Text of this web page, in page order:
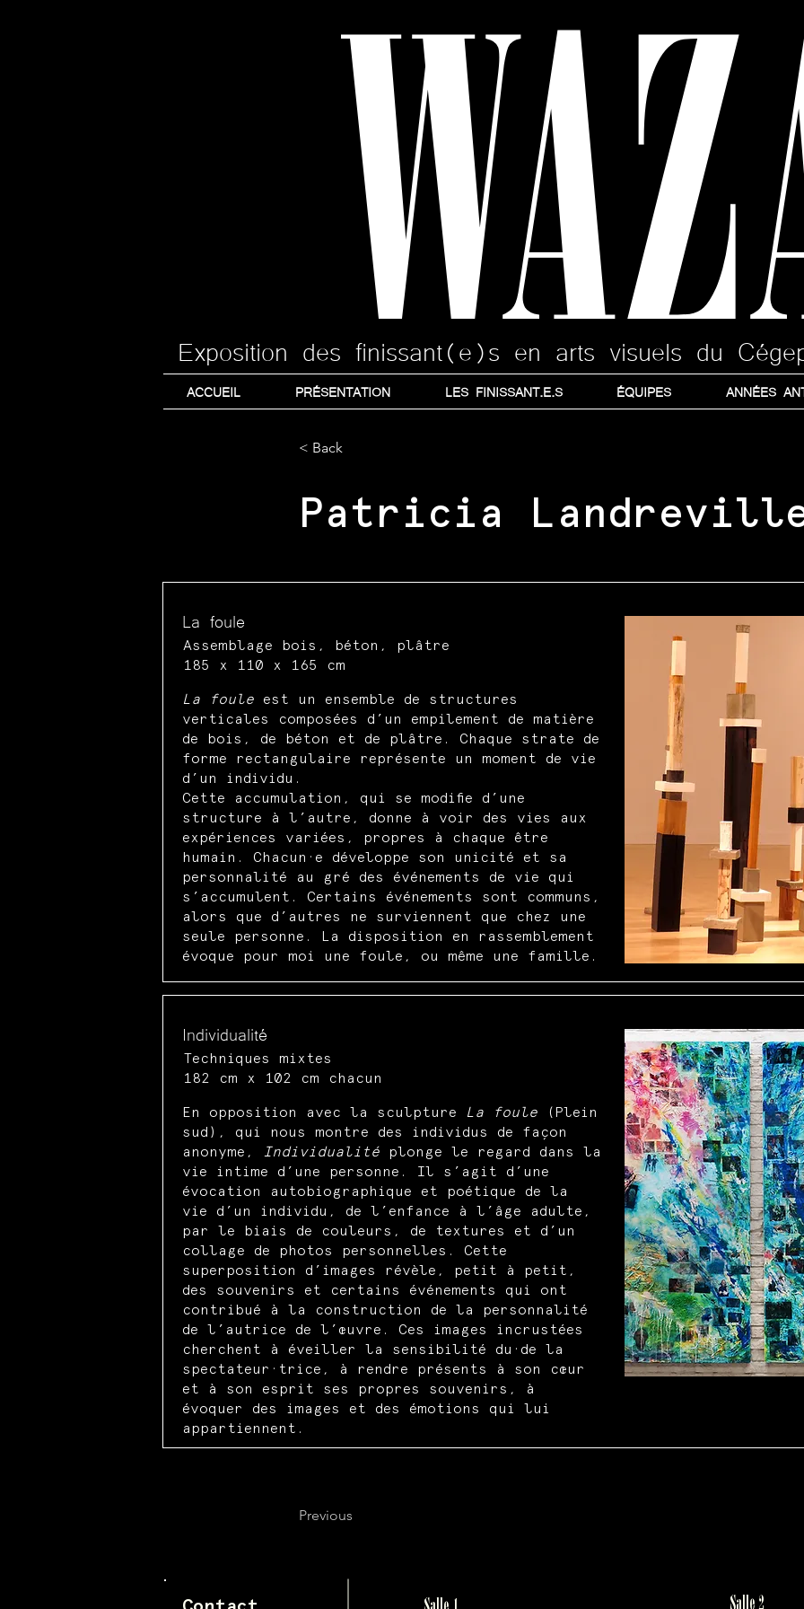
Exposition des finissant(e)s en arts visuels du
ACCUEIL PRÉSENTATION LES FINISSANT.E.S ÉQUIPES ANNÉES
< Back
Patricia
La foule
Assemblage bois, béton, plâtre
185 x 110 x 165 cm
La foule est un ensemble de structures
verticales composées d’un empilement de matière
de bois, de béton et de plâtre. Chaque strate de
forme rectangulaire représente un moment de vie
d’un individu.
Cette accumulation, qui se modifie d’une
structure à l’autre, donne à voir des vies aux
expériences variées, propres à chaque être
humain. Chacun·e développe son unicité et sa
personnalité au gré des événements de vie qui
s’accumulent. Certains événements sont communs,
alors que d’autres ne surviennent que chez une
seule personne. La disposition en rassemblement
évoque pour moi une foule, ou même une famille.
Individualité
Techniques mixtes
182 cm x 102 cm chacun
En opposition avec la sculpture La foule
(Plein
sud), qui nous montre des individus de façon
anonyme,
Individualité plonge le regard dans la
vie intime d’une personne. Il s’agit d’une
évocation autobiographique et poétique de la
vie d’un individu, de l’enfance à l’âge adulte,
par le biais de couleurs, de textures et d’un
collage de photos personnelles. Cette
superposition d’images révèle, petit à petit,
des souvenirs et certains événements qui ont
contribué à la construction de la personnalité
de l’autrice de l’œuvre. Ces images incrustées
cherchent à éveiller la sensibilité du·de la
spectateur·trice, à rendre présents à son cœur
et à son esprit ses propres souvenirs, à
évoquer des images et des émotions qui lui
appartiennent.
Previous
Salle 2